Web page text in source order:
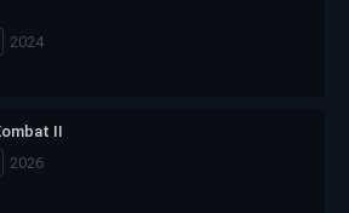
2024
II
2026